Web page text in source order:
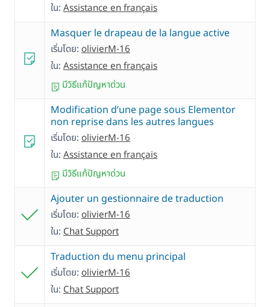
ใน: Assistance en français
Masquer le drapeau de la langue active
เริ่มโดย: olivierM-16
ใน: Assistance en français
มีวิธีแก้ปัญหาด่วน
Modification d’une page sous Elementor
non reprise dans les autres langues
เริ่มโดย: olivierM-16
ใน: Assistance en français
มีวิธีแก้ปัญหาด่วน
Ajouter un gestionnaire de traduction
เริ่มโดย: olivierM-16
ใน: Chat Support
Traduction du menu principal
เริ่มโดย: olivierM-16
ใน: Chat Support